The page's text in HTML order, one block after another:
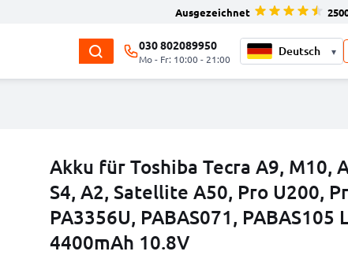
Ausgezeichnet
030 802089950
Mo - Fr: 10:00 - 21:00
▾
Akku für Toshiba Tecra A9, M10,
S4, A2, Satellite A50, Pro U200,
PA3356U, PABAS071, PABAS105
4400mAh 10.8V